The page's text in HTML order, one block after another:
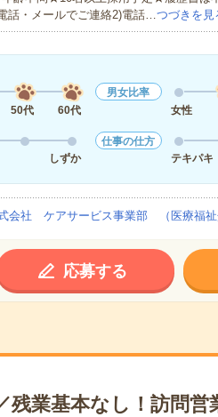
話・メールでご連絡2)電話…つづきを見
50代 60代
男女比率
女性
しずか
仕事の仕方
テキパキ
会社 ケアサービス事業部 （医療福祉
応募する
残業基本なし！訪問営